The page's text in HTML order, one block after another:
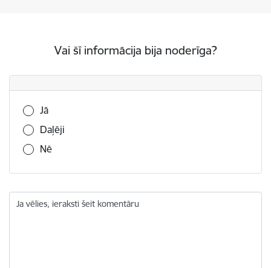
Vai šī informācija bija noderīga?
Vai šī informācija bija noderīga?
Jā
Daļēji
Nē
Ja vēlies, ieraksti šeit komentāru